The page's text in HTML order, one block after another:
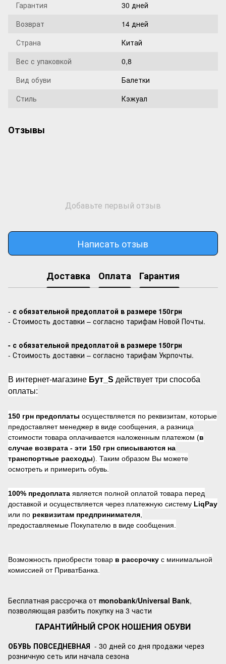
Гарантия
30 дней
Возврат
14 дней
Страна
Китай
Вес с упаковкой
0,8
Вид обуви
Балетки
Стиль
Кэжуал
Отзывы
Добавьте первый отзыв
Написать отзыв
Доставка Оплата Гарантия
- с обязательной предоплатой в размере 150грн
- Стоимость доставки – согласно тарифам Новой Почты.
- с обязательной предоплатой в размере 150грн
- Стоимость доставки – согласно тарифам Укрпочты.
В интернет-магазине Бут_S действует три способа
оплаты:
150 грн предоплаты осуществляется по реквизитам, которые
предоставляет менеджер в виде сообщения, а разница
стоимости товара оплачивается наложенным платежом (в
случае возврата - эти 150 грн списываются на
транспортные расходы). Таким образом Вы можете
осмотреть и примерить обувь.
100% предоплата является полной оплатой товара перед
доставкой и осуществляется через платежную систему LiqPay
или по реквизитам предпринимателя
предоставляемые Покупателю в виде сообщения.
Возможность приобрести товар в рассрочку с минимальной
комиссией от ПриватБанка.
Бесплатная рассрочка от monobank/Universal Bank,
позволяющая разбить покупку на 3 части
ГАРАНТИЙНЫЙ СРОК НОШЕНИЯ ОБУВИ
ОБУВЬ ПОВСЕДНЕВНАЯ - 30 дней со дня продажи через
розничную сеть или начала сезона